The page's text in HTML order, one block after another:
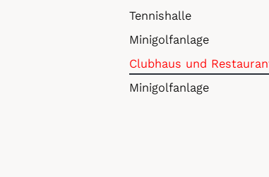
Tennishalle
Minigolfanlage
Clubhaus und
Minigolfanlage